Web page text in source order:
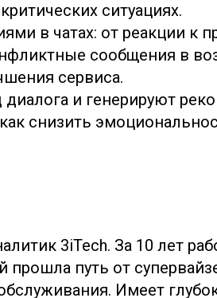
ситуациях.
в чатах: от реакции к
сообщения в
сервиса.
диалога и генерируют
снизить
3iTech. За 10 лет
прошла путь от
Имеет